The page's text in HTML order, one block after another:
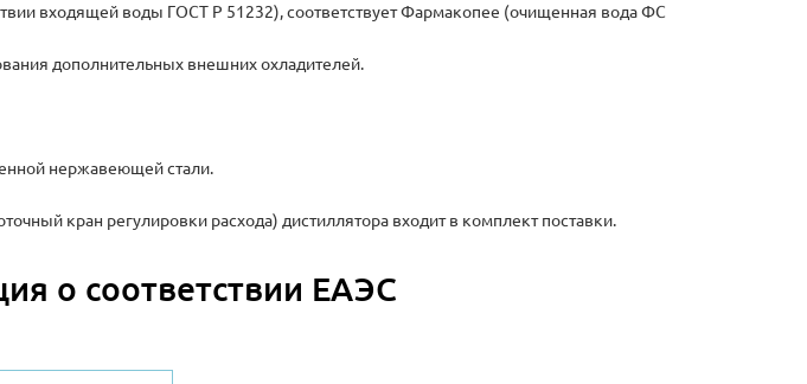
входящей воды ГОСТ Р 51232), соответствует Фармакопее (очищенная вода ФС
дополнительных внешних охладителей.
нержавеющей стали.
кран регулировки расхода) дистиллятора входит в комплект поставки.
о соответствии ЕАЭС